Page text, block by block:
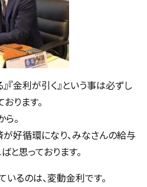
『金利が引く』という事は必ずし
ります。
。
が好循環になり、みなさんの給与
と思っております。
るのは、変動金利です。